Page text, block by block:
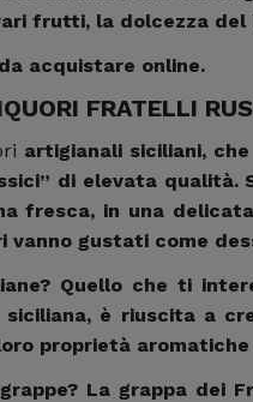
frutti, la dolcezza
acquistare online.
FRATELLI
artigianali siciliani,
di elevata
fresca, in una
vanno gustati come
Quello che ti
è riuscita a
proprietà
La grappa dei